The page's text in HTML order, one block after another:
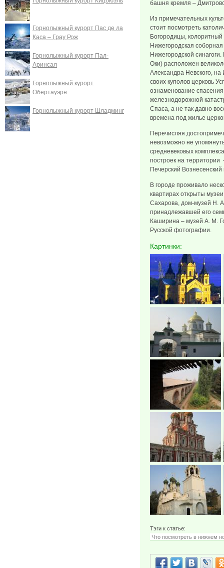
башня кремля –
Из примечательных
стоит посмотреть
Богородицы,
Нижегородская
Нижегородской
Оки) расположен
Александра Невского, на
своих куполов церковь
ознаменование
железнодорожной
Спаса, а не так давно
времена под жилье
Перечисляя
невозможно не
средневековых
построек на территории
Печерский
В городе проживало
квартирах открыты
Сахарова, дом-музей Н.
принадлежавшей его
Каширина – музей А. М.
Русской фотографии.
Картинки:
Тэги к статье:
Что посмотреть в нижнем
Горнолыжный курорт Пас де ла
Каса – Грау Рож
Горнолыжный курорт Пал-
Аринсал
Горнолыжный курорт
Обертауэрн
Горнолыжный курорт Шладминг